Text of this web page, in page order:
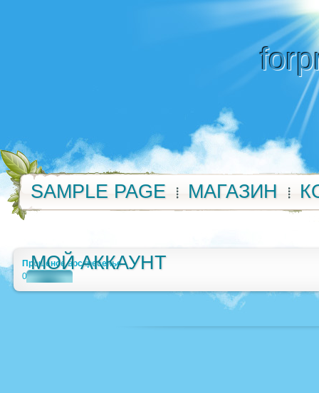
SAMPLE PAGE МАГАЗИН
МОЙ АККАУНТ
Прощеное воскресенье
0